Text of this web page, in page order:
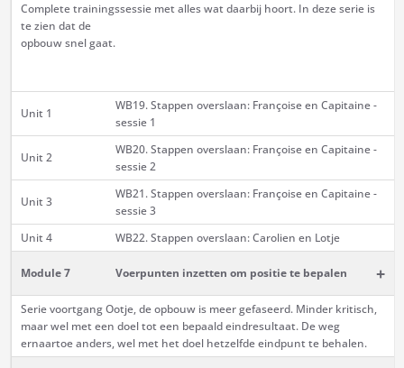
Complete trainingssessie met alles wat daarbij hoort. In deze serie is
te zien dat de
opbouw snel gaat.
Unit 1
WB19. Stappen overslaan: Françoise en Capitaine -
sessie 1
Unit 2
WB20. Stappen overslaan: Françoise en Capitaine -
sessie 2
Unit 3
WB21. Stappen overslaan: Françoise en Capitaine -
sessie 3
Unit 4
WB22. Stappen overslaan: Carolien en Lotje
Module 7 Voerpunten inzetten om positie te bepalen +
Serie voortgang Ootje, de opbouw is meer gefaseerd. Minder kritisch,
maar wel met een doel tot een bepaald eindresultaat. De weg
ernaartoe anders, wel met het doel hetzelfde eindpunt te behalen.